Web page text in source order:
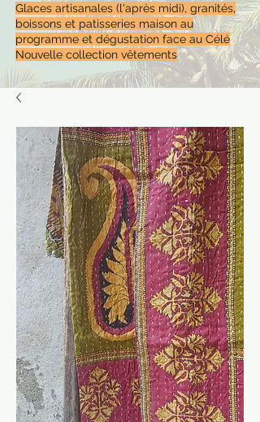
Glaces artisanales (l'après midi), granités,
boissons et patisseries maison au
programme et dégustation face au Célé
Nouvelle collection vêtements